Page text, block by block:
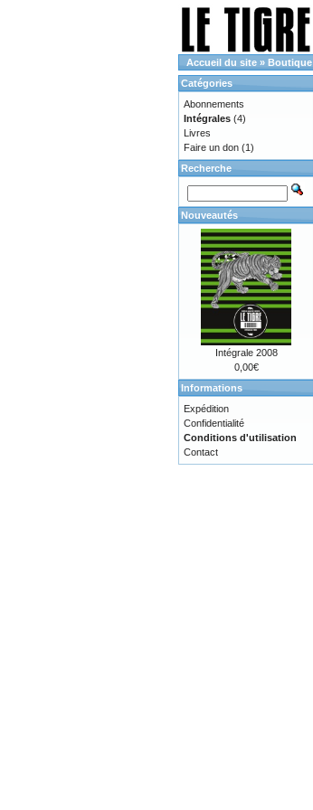
Accueil du site » Boutique
Catégories
Abonnements
Intégrales (4)
Livres
Faire un don (1)
Recherche
Nouveautés
Intégrale 2008
0,00€
Informations
Expédition
Confidentialité
Conditions d'utilisation
Contact